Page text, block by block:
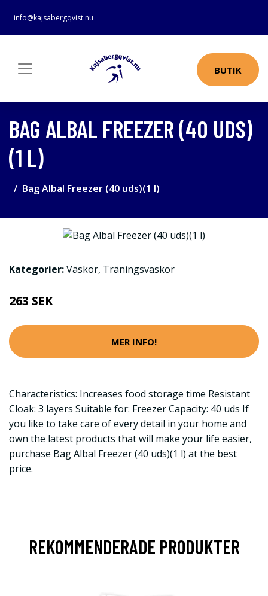
info@kajsabergqvist.nu
BUTIK
BAG ALBAL FREEZER (40 UDS)
(1 L)
Bag Albal Freezer (40 uds)(1 l)
Kategorier:Väskor, Träningsväskor
263 SEK
MER INFO!
Characteristics: Increases food storage time Resistant
Cloak: 3 layers Suitable for: Freezer Capacity: 40 uds If
you like to take care of every detail in your home and
own the latest products that will make your life easier,
purchase Bag Albal Freezer (40 uds)(1 l) at the best
price.
REKOMMENDERADE PRODUKTER